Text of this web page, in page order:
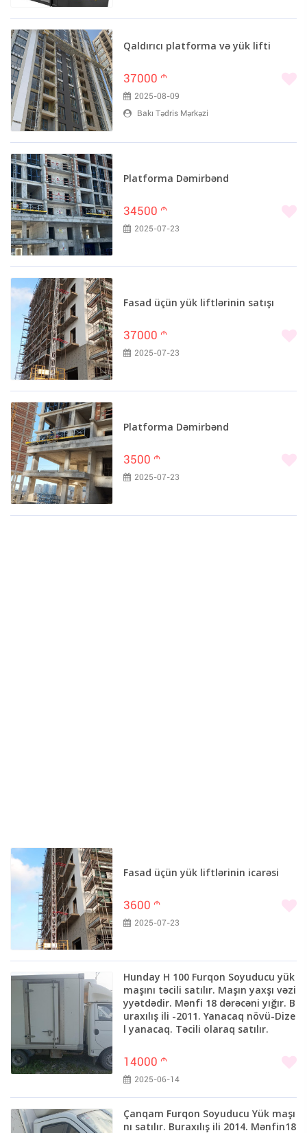
Qaldırıcı platforma və yük lifti
37000 m
2025-08-09
Bakı Tədris Mərkəzi
Platforma Dəmirbənd
34500 m
2025-07-23
Fasad üçün yük liftlərinin satışı
37000 m
2025-07-23
Platforma Dəmirbənd
3500 m
2025-07-23
Fasad üçün yük liftlərinin icarəsi
3600 m
2025-07-23
Hunday H 100 Furqon Soyuducu yük
maşını təcili satılır. Maşın yaxşı vəzi
yyətdədir. Mənfi 18 dərəcəni yığır. B
uraxılış ili -2011. Yanacaq növü-Dize
l yanacaq. Təcili olaraq satılır.
14000 m
2025-06-14
Çanqam Furqon Soyuducu Yük maşı
nı satılır. Buraxılış ili 2014. Mənfin18